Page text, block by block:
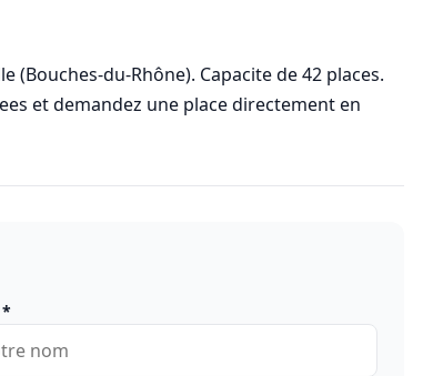
(Bouches-du-Rhône). Capacite de 42 places.
et demandez une place directement en
*